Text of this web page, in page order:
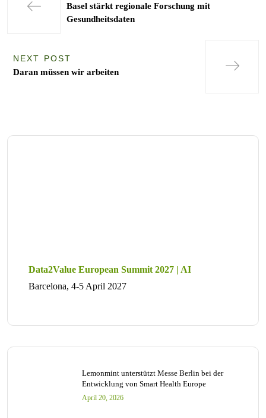
Basel stärkt regionale Forschung mit
Gesundheitsdaten
NEXT POST
Daran müssen wir arbeiten
Data2Value European Summit 2027 | AI
Barcelona, 4-5 April 2027
Lemonmint unterstützt Messe Berlin bei der
Entwicklung von Smart Health Europe
April 20, 2026